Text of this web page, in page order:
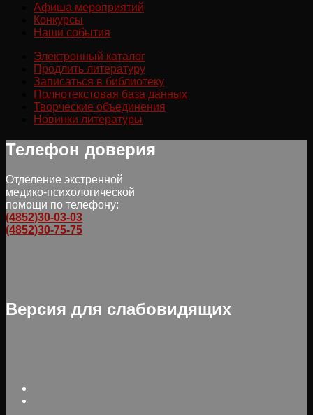
Афиша мероприятий
Конкурсы
Наши события
Электронный каталог
Продлить литературу
Записаться в библиотеку
Полнотекстовая база данных
Творческие объединения
Новинки литературы
Телефон доверия
Отделение экстренной
медико-психологической
помощи по телефону:
(4852)30-03-03
(4852)30-75-75
Версия для слабовидящих